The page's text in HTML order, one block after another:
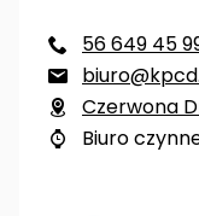
 56 649 45

 Czerwona
 Biuro